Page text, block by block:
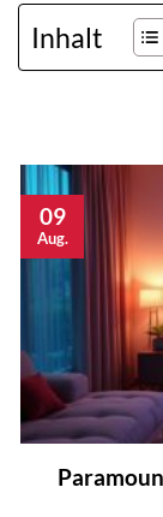
Inhalt
09
Aug.